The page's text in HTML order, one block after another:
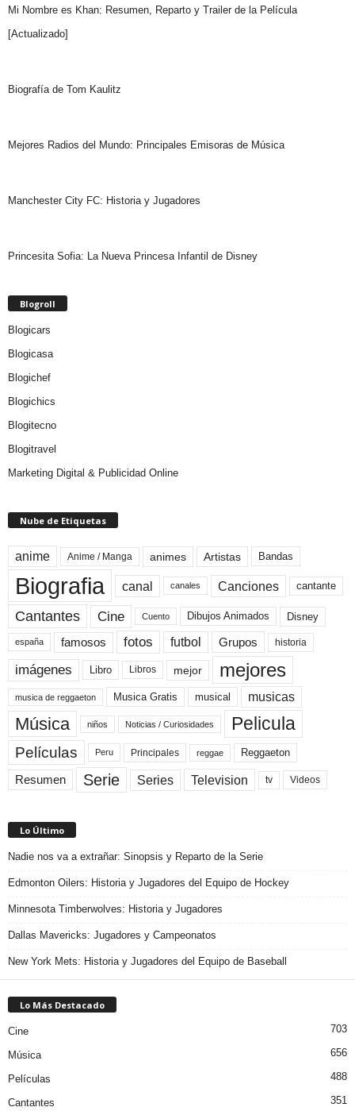
Mi Nombre es Khan: Resumen, Reparto y Trailer de la Película
[Actualizado]
Biografía de Tom Kaulitz
Mejores Radios del Mundo: Principales Emisoras de Música
Manchester City FC: Historia y Jugadores
Princesita Sofia: La Nueva Princesa Infantil de Disney
Blogroll
Blogicars
Blogicasa
Blogichef
Blogichics
Blogitecno
Blogitravel
Marketing Digital & Publicidad Online
Nube de Etiquetas
anime Anime / Manga animes Artistas Bandas
Biografia canal canales Canciones cantante
Cantantes Cine Cuento Dibujos Animados Disney
españa famosos fotos futbol Grupos historia
imágenes Libro Libros mejor mejores
musica de reggaeton Musica Gratis musical musicas
Música niños Noticias / Curiosidades Pelicula
Películas Peru Principales reggae Reggaeton
Resumen Serie Series Television tv Videos
Lo Último
Nadie nos va a extrañar: Sinopsis y Reparto de la Serie
Edmonton Oilers: Historia y Jugadores del Equipo de Hockey
Minnesota Timberwolves: Historia y Jugadores
Dallas Mavericks: Jugadores y Campeonatos
New York Mets: Historia y Jugadores del Equipo de Baseball
Lo Más Destacado
Cine 703
Música 656
Películas 488
Cantantes 351